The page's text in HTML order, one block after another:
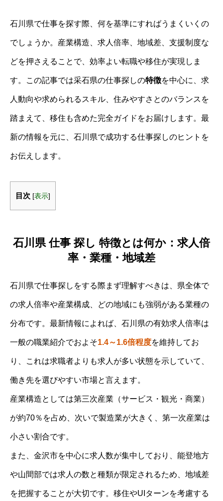
石川県で仕事を探す際、何を基準にすればうまくいくの
でしょうか。産業構造、求人倍率、地域差、支援制度な
どを押さえることで、効率よい転職や移住が実現しま
す。この記事では采石県の仕事探しの特徴を中心に、求
人動向や求められるスキル、住みやすさとのバランスを
踏まえて、移住も含めた完全ガイドをお届けします。最
新の情報を元に、石川県で成功する仕事探しのヒントを
お伝えします。
目次 [表示]
石川県 仕事 探し 特徴とは何か：求人倍
率・業種・地域差
石川県で仕事探しをする際まず理解すべきは、県全体で
の求人倍率や産業構成、どの地域にも強弱がある業種の
分布です。最新情報によれば、石川県の有効求人倍率は
一般の職業紹介でおよそ1.4～1.6倍程度を維持してお
り、これは求職者よりも求人が多い状態を示していて、
働き先を選びやすい市場と言えます。
産業構造としては第三次産業（サービス・観光・商業）
が約70％を占め、次いで製造業が大きく、第一次産業は
小さい割合です。
また、金沢市を中心に求人数が集中しており、能登地方
や山間部では求人の数と種類が限定されるため、地域差
を把握することが大切です。移住やUIターンを考慮する